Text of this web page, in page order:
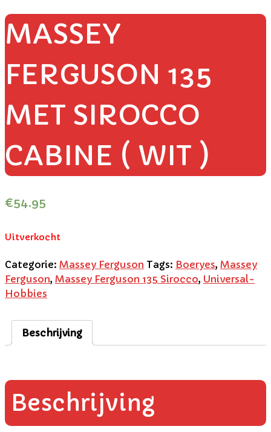
MASSEY
FERGUSON 135
MET SIROCCO
CABINE ( WIT )
€54.95
Uitverkocht
Categorie: Massey Ferguson Tags: Boeryes, Massey
Ferguson, Massey Ferguson 135 Sirocco, Universal-
Hobbies
Beschrijving
Beschrijving